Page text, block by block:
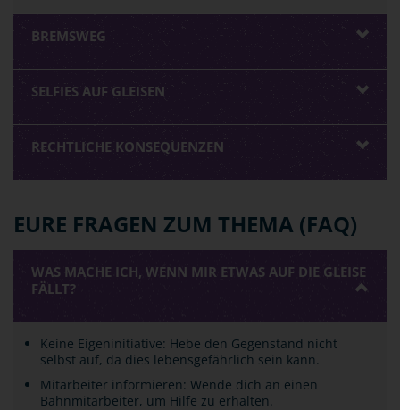
BREMSWEG
SELFIES AUF GLEISEN
RECHTLICHE KONSEQUENZEN
EURE FRAGEN ZUM THEMA (FAQ)
WAS MACHE ICH, WENN MIR ETWAS AUF DIE GLEISE
FÄLLT?
Keine Eigeninitiative: Hebe den Gegenstand nicht
selbst auf, da dies lebensgefährlich sein kann.
Mitarbeiter informieren: Wende dich an einen
Bahnmitarbeiter, um Hilfe zu erhalten.